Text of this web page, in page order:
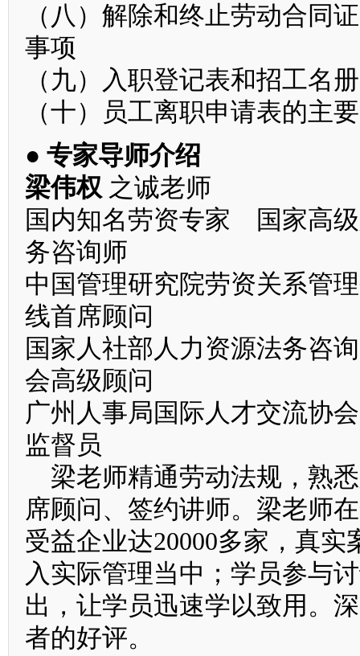
（八）解除和终止劳动合同
事项
（九）入职登记表和招工名
（十）员工离职申请表的主
● 专家导师介绍
梁伟权 之诚老师
国内知名劳资专家 国家高
务咨询师
中国管理研究院劳资关系管
线首席顾问
国家人社部人力资源法务咨
会高级顾问
广州人事局国际人才交流
监督员
梁老师精通劳动法规，熟
席顾问、签约讲师。梁老师
受益企业达20000多家，真
入实际管理当中；学员参与
出，让学员迅速学以致用。
者的好评。